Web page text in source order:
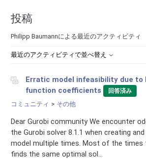
投稿
Philipp Baumannによる最近のアクティビティ
最近のアクティビティで並べ替え
Erratic model infeasibility due to
function coefficients
回答済み
コミュニティ その他
Dear Gurobi community We encounter
the Gurobi solver 8.1.1 when creating
model multiple times. Most of the times
finds the same optimal sol...